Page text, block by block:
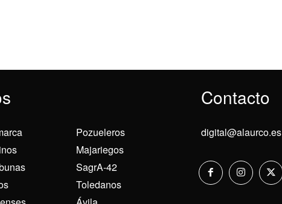
Contacto
Pozueleros
Majariegos
SagrA-42
Toledanos
digital@alaurco.es